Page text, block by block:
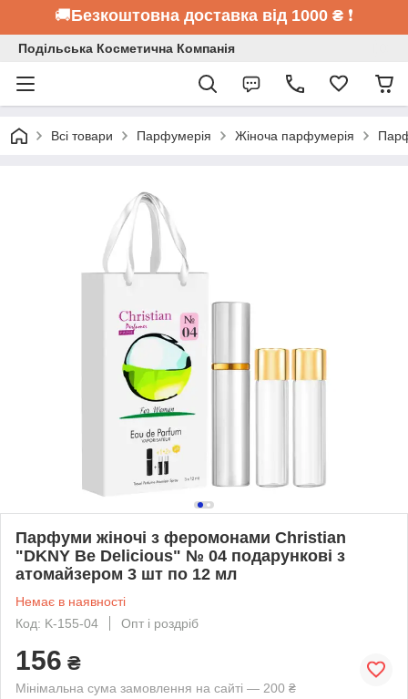
🚚Безкоштовна доставка від 1000 ₴ ❗
Подільська Косметична Компанія
Всі товари Парфумерія Жіноча парфумерія
Парфуми жіночі з феромонами Christian
"DKNY Be Delicious" № 04 подарункові з
атомайзером 3 шт по 12 мл
Немає в наявності
Код: K-155-04
Опт і роздріб
156 ₴
Мінімальна сума замовлення на сайті — 200 ₴